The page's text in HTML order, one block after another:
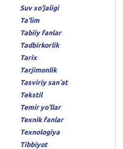
Suv xo'jaligi
Ta'lim
Tabiiy fanlar
Tadbirkorlik
Tarix
Tarjimonlik
Tasviriy sanʼat
Tekstil
Temir yo'llar
Texnik fanlar
Texnologiya
Tibbiyot